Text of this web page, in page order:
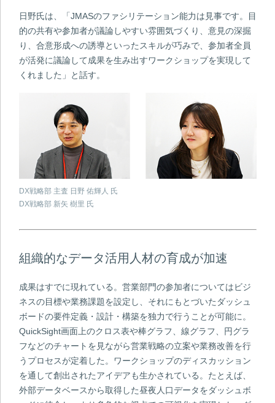
日野氏は、「JMASのファシリテーション能力は見事です。目
的の共有や参加者が議論しやすい雰囲気づくり、意見の深掘
り、合意形成への誘導といったスキルが巧みで、参加者全員
が活発に議論して成果を生み出すワークショップを実現して
くれました」と話す。
DX戦略部 主査 日野 佑輝人 氏
DX戦略部 新矢 樹里 氏
組織的なデータ活用人材の育成が加速
成果はすでに現れている。営業部門の参加者についてはビジ
ネスの目標や業務課題を設定し、それにもとづいたダッシュ
ボードの要件定義・設計・構築を独力で行うことが可能に。
QuickSight画面上のクロス表や棒グラフ、線グラフ、円グラ
フなどのチャートを見ながら営業戦略の立案や業務改善を行
うプロセスが定着した。ワークショップのディスカッション
を通して創出されたアイデアも生かされている。たとえば、
外部データベースから取得した昼夜人口データをダッシュボ